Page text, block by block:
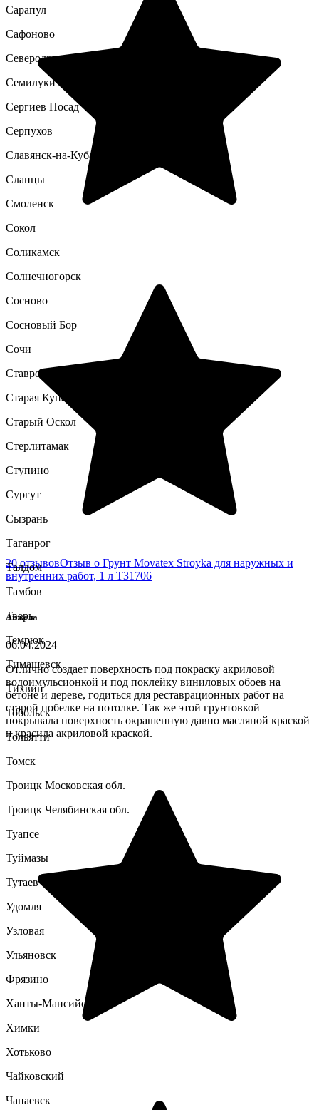
20 отзывовОтзыв о Грунт Movatex Stroyka для наружных и
внутренних работ, 1 л Т31706
Анжела
06.04.2024
Отлично создает поверхность под покраску акриловой
водоимульсионкой и под поклейку виниловых обоев на
бетоне и дереве, годиться для реставрационных работ на
старой побелке на потолке. Так же этой грунтовкой
покрывала поверхность окрашенную давно масляной краской
и красила акриловой краской.
Сарапул
Сафоново
Северодвинск
Семилуки
Сергиев Посад
Серпухов
Славянск-на-Кубани
Сланцы
Смоленск
Сокол
Соликамск
Солнечногорск
Сосново
Сосновый Бор
Сочи
Ставрополь
Старая Купавна
Старый Оскол
Стерлитамак
Ступино
Сургут
Сызрань
Таганрог
Талдом
Тамбов
Тверь
Темрюк
Тимашевск
Тихвин
Тобольск
Тольятти
Томск
Троицк Московская обл.
Троицк Челябинская обл.
Туапсе
Туймазы
Тутаев
Удомля
Узловая
Ульяновск
Фрязино
Ханты-Мансийск
Химки
Хотьково
Чайковский
Чапаевск